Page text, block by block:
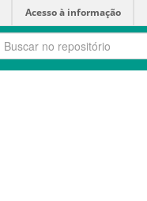
Acesso à informação